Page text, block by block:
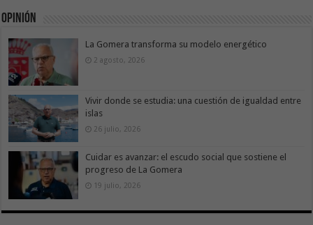
Opinión
La Gomera transforma su modelo energético
2 agosto, 2026
Vivir donde se estudia: una cuestión de igualdad entre
islas
26 julio, 2026
Cuidar es avanzar: el escudo social que sostiene el
progreso de La Gomera
19 julio, 2026